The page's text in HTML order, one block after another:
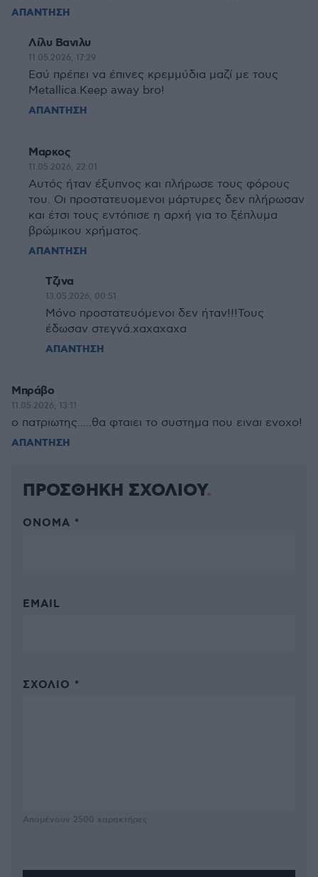
ΑΠΑΝΤΗΣΗ
Λίλυ Βανιλυ
11.05.2026, 17:29
Εσύ πρέπει να έπινες κρεμμύδια μαζί με τους
Metallica.Keep away bro!
ΑΠΑΝΤΗΣΗ
Μαρκος
11.05.2026, 22:01
Αυτός ήταν έξυπνος και πλήρωσε τους φόρους
του. Οι προστατευομενοι μάρτυρες δεν πλήρωσαν
και έτσι τους εντόπισε η αρχή για το ξέπλυμα
βρώμικου χρήματος.
ΑΠΑΝΤΗΣΗ
Τζινα
13.05.2026, 00:51
Μόνο προστατευόμενοι δεν ήταν!!!Τους
έδωσαν στεγνά.χαχαχαχα
ΑΠΑΝΤΗΣΗ
Μπράβο
11.05.2026, 13:11
ο πατριωτης.....θα φταιει το συστημα που ειναι ενοχο!
ΑΠΑΝΤΗΣΗ
ΠΡΟΣΘΗΚΗ ΣΧΟΛΙΟΥ
ΌΝΟΜΑ *
EMAIL
ΣΧΌΛΙΟ *
Απομένουν 2500 χαρακτήρες